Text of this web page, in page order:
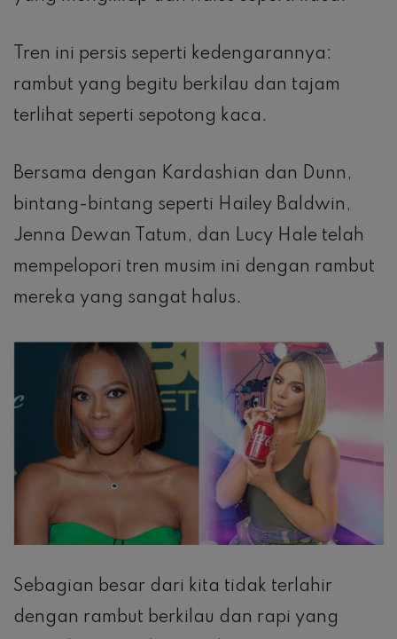
Tren ini persis seperti kedengarannya:
rambut yang begitu berkilau dan tajam
terlihat seperti sepotong kaca.
Bersama dengan Kardashian dan Dunn,
bintang-bintang seperti Hailey Baldwin,
Jenna Dewan Tatum, dan Lucy Hale telah
mempelopori tren musim ini dengan rambut
mereka yang sangat halus.
Sebagian besar dari kita tidak terlahir
dengan rambut berkilau dan rapi yang